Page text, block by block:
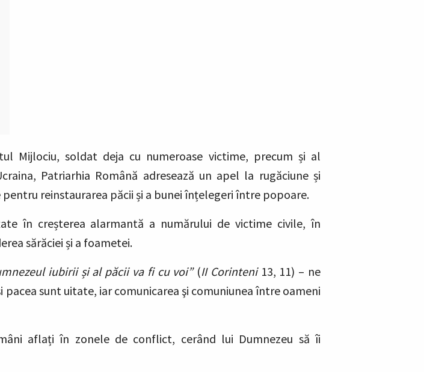
Mijlociu, soldat deja cu numeroase victime, precum și al
Patriarhia Română adresează un apel la rugăciune și
reinstaurarea păcii și a bunei înțelegeri între popoare.
în creșterea alarmantă a numărului de victime civile, în
sărăciei și a foametei.
iubirii și al păcii va fi cu voi”(II Corinteni13, 11) – ne
sunt uitate, iar comunicarea şi comuniunea între oameni
aflați în zonele de conflict, cerând lui Dumnezeu să îi